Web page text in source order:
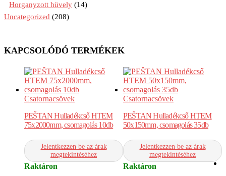
Horganyzott hüvely (14)
Uncategorized (208)
KAPCSOLÓDÓ TERMÉKEK
Csatornacsövek
PEŠTAN Hulladékcső HTEM
75x2000mm, csomagolás 10db
Jelentkezzen be az árak
megtekintéséhez
Raktáron
Csatornacsövek
PEŠTAN Hulladékcső HTEM
50x150mm, csomagolás 35db
Jelentkezzen be az árak
megtekintéséhez
Raktáron